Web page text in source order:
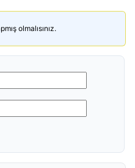
olmalısınız.